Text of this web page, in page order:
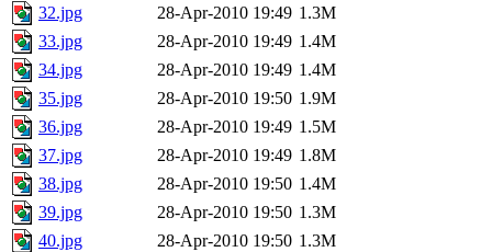
32.jpg
28-Apr-2010 19:49 1.3M
33.jpg
28-Apr-2010 19:49 1.4M
34.jpg
28-Apr-2010 19:49 1.4M
35.jpg
28-Apr-2010 19:50 1.9M
36.jpg
28-Apr-2010 19:49 1.5M
37.jpg
28-Apr-2010 19:49 1.8M
38.jpg
28-Apr-2010 19:50 1.4M
39.jpg
28-Apr-2010 19:50 1.3M
40.jpg
28-Apr-2010 19:50 1.3M